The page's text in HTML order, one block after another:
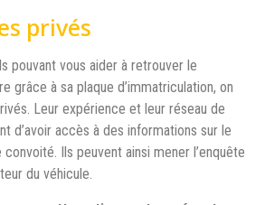
privés
pouvant vous aider à retrouver le
grâce à sa plaque d’immatriculation, on
Leur expérience et leur réseau de
d’avoir accès à des informations sur le
Ils peuvent ainsi mener l’enquête
du véhicule.